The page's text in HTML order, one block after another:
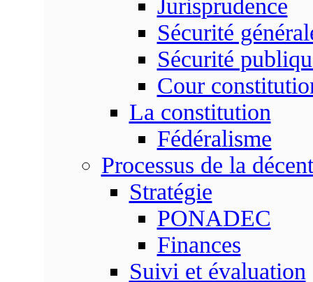
Jurisprudence
Sécurité
Sécurité
Cour
La constitution
Fédéralisme
Processus de la
Stratégie
PONADEC
Finances
Suivi et évaluation